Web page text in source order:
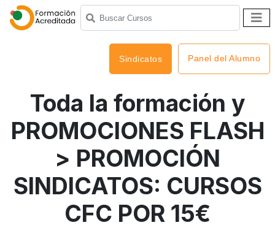
Sindicatos Panel del Alumno
Toda la formación y
PROMOCIONES FLASH
> PROMOCIÓN
SINDICATOS: CURSOS
CFC POR 15€